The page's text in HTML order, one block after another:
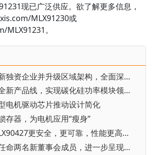
现已广泛供应。欲了解更多信息，
MLX91230或
。
▪ Melexis成立新独资企业并升级区域架构，全面深耕本土市场
▪ Melexis推出全新产品线，实现碳化硅功率模块领域革命性突破
电机驱动芯片推动设计简化
存器，为电机应用“瘦身”
▪ Melexis的MLX90427更安全，更可靠，性能更高且成本更低
▪ Melexis宣布任命两名新董事会成员，进一步呈现对亚太地区的投资承诺